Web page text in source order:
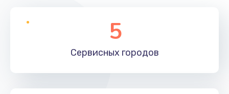
5
Сервисных городов